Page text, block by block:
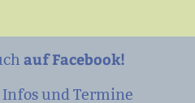
auf Facebook!
und Termine